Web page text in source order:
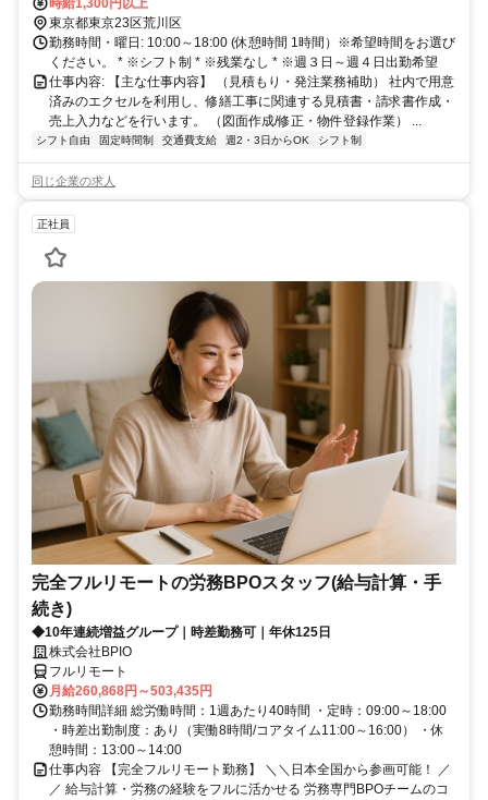
駅より徒歩3分 ＪＲ常磐線「日暮里」駅より徒歩3分 日暮里舎人ライ
ナー線「日暮里」駅より徒歩3分
時給1,300円以上
東京都東京23区荒川区
勤務時間・曜日: 10:00～18:00 (休憩時間 1時間）※希望時間をお選び
ください。 * ※シフト制 * ※残業なし * ※週３日～週４日出勤希望
仕事内容: 【主な仕事内容】 （見積もり・発注業務補助） 社内で用意
済みのエクセルを利用し、修繕工事に関連する見積書・請求書作成・
売上入力などを行います。 （図面作成/修正・物件登録作業） ...
シフト自由 固定時間制 交通費支給 週2・3日からOK シフト制
同じ企業の求人
正社員
完全フルリモートの労務BPOスタッフ(給与計算・手
続き)
◆10年連続増益グループ｜時差勤務可｜年休125日
株式会社BPIO
フルリモート
月給260,868円～503,435円
勤務時間詳細 総労働時間：1週あたり40時間 ・定時：09:00～18:00
・時差出勤制度：あり（実働8時間/コアタイム11:00～16:00） ・休
憩時間：13:00～14:00
仕事内容 【完全フルリモート勤務】 ＼＼日本全国から参画可能！ ／
／ 給与計算・労務の経験をフルに活かせる 労務専門BPOチームのコ